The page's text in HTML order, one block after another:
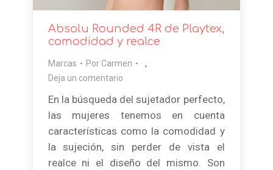
Absolu Rounded 4R de Playtex,
comodidad y realce
Marcas Por Carmen
Deja un comentario
En la búsqueda del sujetador perfecto,
las mujeres tenemos en cuenta
características como la comodidad y
la sujeción, sin perder de vista el
realce ni el diseño del mismo. Son